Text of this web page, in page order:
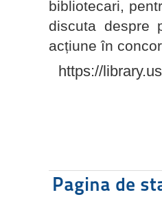
bibliotecari,
discuta despre
acțiune în
https://
Pagina de